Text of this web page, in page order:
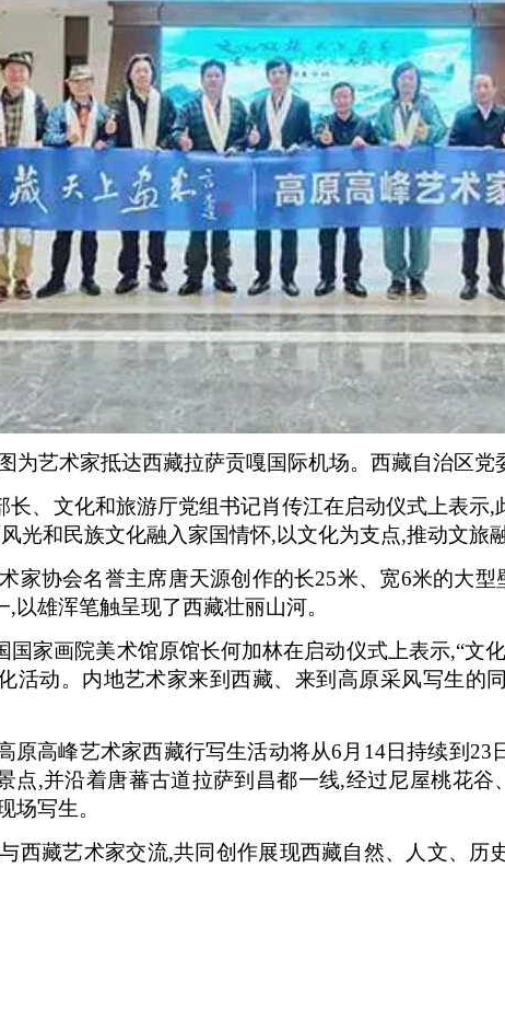
图为艺术家抵达西藏拉萨贡嘎国际机场。西藏自治区党
长、文化和旅游厅党组书记肖传江在启动仪式上表示
光和民族文化融入家国情怀,以文化为支点,推动文旅
家协会名誉主席唐天源创作的长25米、宽6米的大
以雄浑笔触呈现了西藏壮丽山河。
国家画院美术馆原馆长何加林在启动仪式上表示,“文
活动。内地艺术家来到西藏、来到高原采风写生的
原高峰艺术家西藏行写生活动将从6月14日持续到
点,并沿着唐蕃古道拉萨到昌都一线,经过尼屋桃花
场写生。
西藏艺术家交流,共同创作展现西藏自然、人文、历